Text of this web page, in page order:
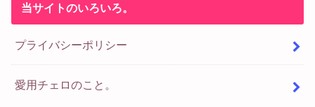
当サイトのいろいろ。
プライバシーポリシー
愛用チェロのこと。